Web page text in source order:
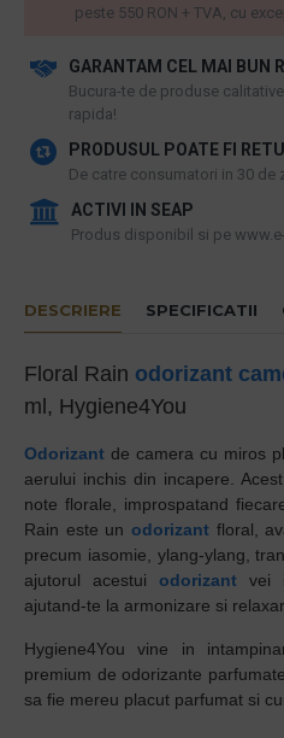
GARANTAM CEL MAI BUN
​Bucura-te de produse
rapida!
PRODUSUL POATE FI
De catre consumatori in 30 de
ACTIVI IN SEAP
Produs disponibil si pe
peste 550 RON + TVA, cu
DESCRIERE SPECIFICATII
Floral Rain odorizant
ml, Hygiene4You
Odorizant de camera cu miros
aerului inchis din incapere.
note florale, improspatand
Rain este un odorizant floral,
precum iasomie, ylang-ylang,
ajutorul acestui odorizant vei
ajutand-te la armonizare si
Hygiene4You vine in
premium de odorizante
sa fie mereu placut parfumat si